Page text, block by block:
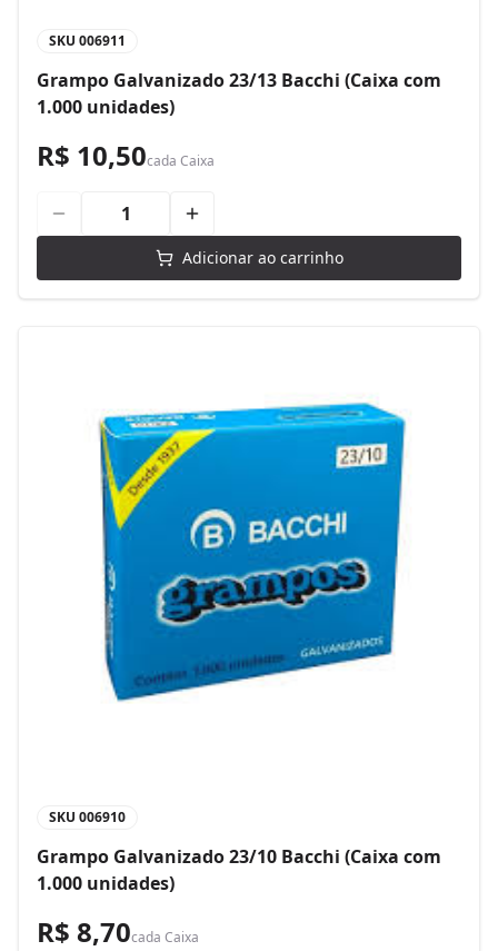
SKU 006911
Grampo Galvanizado 23/13 Bacchi (Caixa com
1.000 unidades)
R$ 10,50cada Caixa
Adicionar ao carrinho
SKU 006910
Grampo Galvanizado 23/10 Bacchi (Caixa com
1.000 unidades)
R$ 8,70cada Caixa